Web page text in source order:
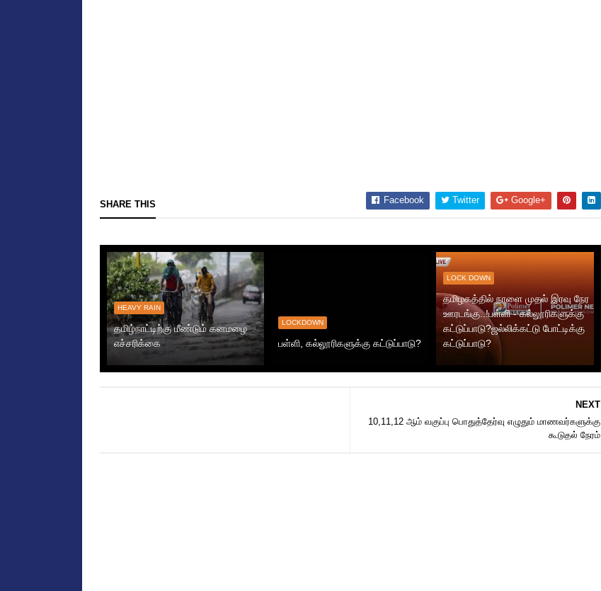
SHARE THIS Facebook Twitter Google+
HEAVY RAIN
தமிழ்நாட்டிற்கு மீண்டும் கனமழை
எச்சரிக்கை
LOCKDOWN
பள்ளி, கல்லூரிகளுக்கு கட்டுப்பாடு?
LOCK DOWN
தமிழகத்தில் நாளை முதல் இரவு நேர
ஊரடங்கு..!பள்ளி - கல்லூரிகளுக்கு
கட்டுப்பாடு?ஜல்லிக்கட்டு போட்டிக்கு
கட்டுப்பாடு?
NEXT
10,11,12 ஆம் வகுப்பு பொதுத்தேர்வு எழுதும் மாணவர்களுக்கு
கூடுதல் நேரம்